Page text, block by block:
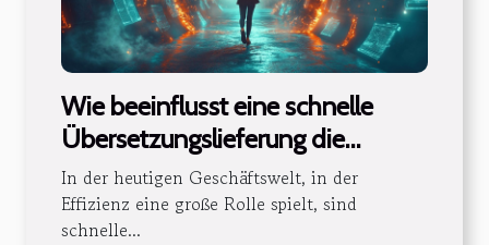
Wie beeinflusst eine schnelle
Übersetzungslieferung die
Dokumentenauthentizität?
In der heutigen Geschäftswelt, in der
Effizienz eine große Rolle spielt, sind
schnelle...